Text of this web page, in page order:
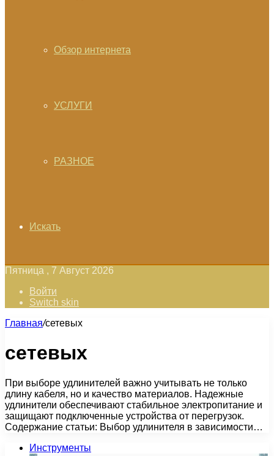
Обзор интернета
УСЛУГИ
РАЗНОЕ
Искать
Пятница , 7 Август 2026
Войти
Switch skin
Главная/сетевых
сетевых
При выборе удлинителей важно учитывать не только
длину кабеля, но и качество материалов. Надежные
удлинители обеспечивают стабильное электропитание и
защищают подключенные устройства от перегрузок.
Содержание статьи: Выбор удлинителя в зависимости…
Инструменты